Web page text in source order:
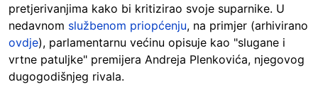
pretjerivanjima kako bi kritizirao svoje suparnike. U
nedavnom službenom priopćenju, na primjer (arhivirano
ovdje), parlamentarnu većinu opisuje kao "slugane i
vrtne patuljke" premijera Andreja Plenkovića, njegovog
dugogodišnjeg rivala.